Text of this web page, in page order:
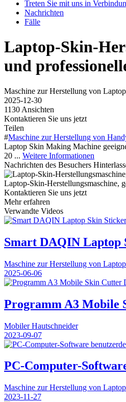
Treten Sie mit uns in
Nachrichten
Fälle
Laptop-Skin-
und
Maschine zur Herstellung von
2025-12-30
1130 Ansichten
Kontaktieren Sie uns jetzt
Teilen
#Maschine zur Herstellung von
Laptop Skin Making Machine
20 ... Weitere Informationen
Nachrichten des Besuchers
Laptop-Skin-Herstellungsmaschine,
Kontaktieren Sie uns jetzt
Mehr erfahren
Verwandte Videos
Smart DAQIN Laptop
Maschine zur Herstellung von
2025-06-06
Programm A3 Mobile
Mobiler Hautschneider
2023-09-07
PC-Computer-
Maschine zur Herstellung von
2023-11-27